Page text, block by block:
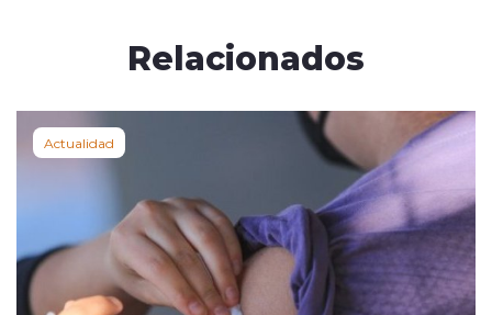
Relacionados
Actualidad